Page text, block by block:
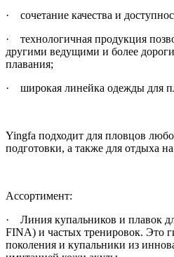
· сочетание качества и
· технологичная продукция
другими ведущими и более
плавания;
· широкая линейка одежды для
Yingfa подходит для пловцов
подготовки, а также для отдыха
Ассортимент:
· Линия купальников и плавок
FINA) и частых тренировок. Это
поколения и купальники из